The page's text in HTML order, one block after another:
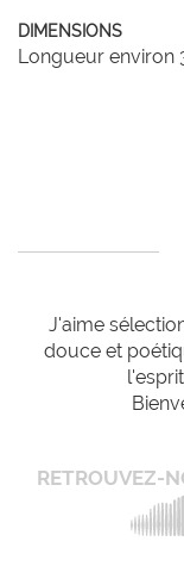
DIMENSIONS
Longueur environ
J'aime
douce et
RETROUVEZ-